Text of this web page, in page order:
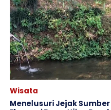
Wisata
Menelusuri Jejak